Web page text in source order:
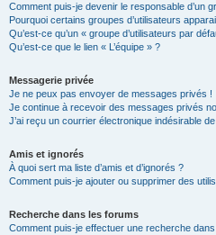
Comment puis-je devenir le responsable d’un
Pourquoi certains groupes d’utilisateurs
Qu’est-ce qu’un « groupe d’utilisateurs par
Qu’est-ce que le lien « L’équipe » ?
Messagerie privée
Je ne peux pas envoyer de messages privés !
Je continue à recevoir des messages privés
J’ai reçu un courrier électronique indésirable
Amis et ignorés
À quoi sert ma liste d’amis et d’ignorés ?
Comment puis-je ajouter ou supprimer des
Recherche dans les forums
Comment puis-je effectuer une recherche